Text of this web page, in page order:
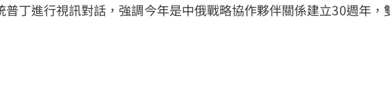
丁進行視訊對話，強調今年是中俄戰略協作夥伴關係建立30週年，